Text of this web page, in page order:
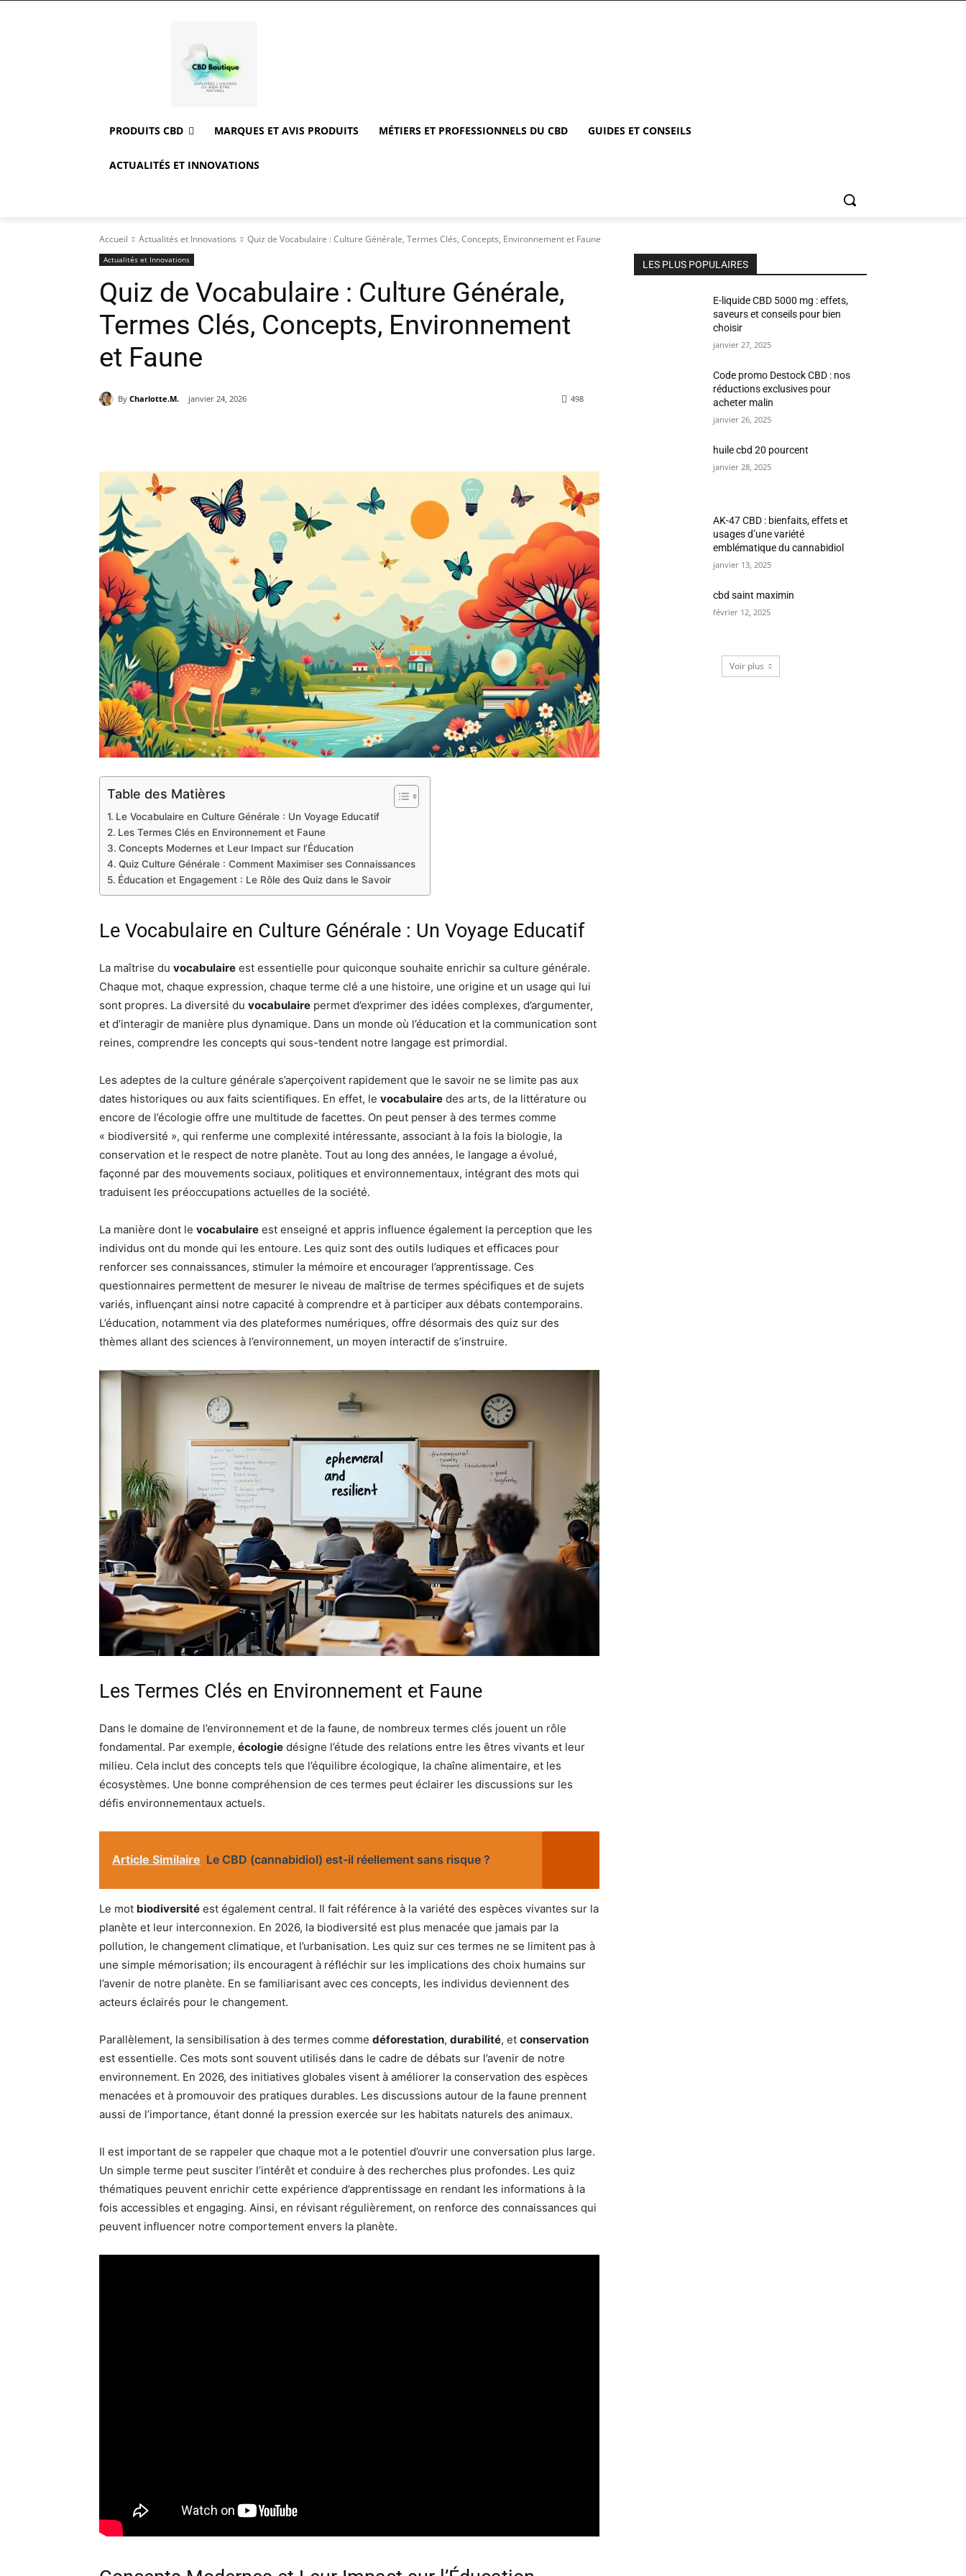
PRODUITS CBD MARQUES ET AVIS PRODUITS MÉTIERS ET PROFESSIONNELS DU CBD GUIDES ET CONSEILS
ACTUALITÉS ET INNOVATIONS
Accueil Actualités et Innovations Quiz de Vocabulaire : Culture Générale, Termes Clés, Concepts, Environnement et Faune
Actualités et Innovations
Quiz de Vocabulaire : Culture Générale,
Termes Clés, Concepts, Environnement
et Faune
By Charlotte.M. janvier 24, 2026 498
Table des Matières
Le Vocabulaire en Culture Générale : Un Voyage Educatif
Les Termes Clés en Environnement et Faune
Concepts Modernes et Leur Impact sur l’Éducation
Quiz Culture Générale : Comment Maximiser ses Connaissances
Éducation et Engagement : Le Rôle des Quiz dans le Savoir
Le Vocabulaire en Culture Générale : Un Voyage Educatif
La maîtrise du vocabulaire est essentielle pour quiconque souhaite enrichir sa culture générale.
Chaque mot, chaque expression, chaque terme clé a une histoire, une origine et un usage qui lui
sont propres. La diversité du vocabulaire permet d’exprimer des idées complexes, d’argumenter,
et d’interagir de manière plus dynamique. Dans un monde où l’éducation et la communication sont
reines, comprendre les concepts qui sous-tendent notre langage est primordial.
Les adeptes de la culture générale s’aperçoivent rapidement que le savoir ne se limite pas aux
dates historiques ou aux faits scientifiques. En effet, le vocabulaire des arts, de la littérature ou
encore de l’écologie offre une multitude de facettes. On peut penser à des termes comme
« biodiversité », qui renferme une complexité intéressante, associant à la fois la biologie, la
conservation et le respect de notre planète. Tout au long des années, le langage a évolué,
façonné par des mouvements sociaux, politiques et environnementaux, intégrant des mots qui
traduisent les préoccupations actuelles de la société.
La manière dont le vocabulaire est enseigné et appris influence également la perception que les
individus ont du monde qui les entoure. Les quiz sont des outils ludiques et efficaces pour
renforcer ses connaissances, stimuler la mémoire et encourager l’apprentissage. Ces
questionnaires permettent de mesurer le niveau de maîtrise de termes spécifiques et de sujets
variés, influençant ainsi notre capacité à comprendre et à participer aux débats contemporains.
L’éducation, notamment via des plateformes numériques, offre désormais des quiz sur des
thèmes allant des sciences à l’environnement, un moyen interactif de s’instruire.
Les Termes Clés en Environnement et Faune
Dans le domaine de l’environnement et de la faune, de nombreux termes clés jouent un rôle
fondamental. Par exemple, écologie désigne l’étude des relations entre les êtres vivants et leur
milieu. Cela inclut des concepts tels que l’équilibre écologique, la chaîne alimentaire, et les
écosystèmes. Une bonne compréhension de ces termes peut éclairer les discussions sur les
défis environnementaux actuels.
Article Similaire Le CBD (cannabidiol) est-il réellement sans risque ?
Le mot biodiversité est également central. Il fait référence à la variété des espèces vivantes sur la
planète et leur interconnexion. En 2026, la biodiversité est plus menacée que jamais par la
pollution, le changement climatique, et l’urbanisation. Les quiz sur ces termes ne se limitent pas à
une simple mémorisation; ils encouragent à réfléchir sur les implications des choix humains sur
l’avenir de notre planète. En se familiarisant avec ces concepts, les individus deviennent des
acteurs éclairés pour le changement.
Parallèlement, la sensibilisation à des termes comme déforestation, durabilité, et conservation
est essentielle. Ces mots sont souvent utilisés dans le cadre de débats sur l’avenir de notre
environnement. En 2026, des initiatives globales visent à améliorer la conservation des espèces
menacées et à promouvoir des pratiques durables. Les discussions autour de la faune prennent
aussi de l’importance, étant donné la pression exercée sur les habitats naturels des animaux.
Il est important de se rappeler que chaque mot a le potentiel d’ouvrir une conversation plus large.
Un simple terme peut susciter l’intérêt et conduire à des recherches plus profondes. Les quiz
thématiques peuvent enrichir cette expérience d’apprentissage en rendant les informations à la
fois accessibles et engaging. Ainsi, en révisant régulièrement, on renforce des connaissances qui
peuvent influencer notre comportement envers la planète.
LES PLUS POPULAIRES
E-liquide CBD 5000 mg : effets,
saveurs et conseils pour bien
choisir
janvier 27, 2025
Code promo Destock CBD : nos
réductions exclusives pour
acheter malin
janvier 26, 2025
huile cbd 20 pourcent
janvier 28, 2025
AK-47 CBD : bienfaits, effets et
usages d’une variété
emblématique du cannabidiol
janvier 13, 2025
cbd saint maximin
février 12, 2025
Voir plus